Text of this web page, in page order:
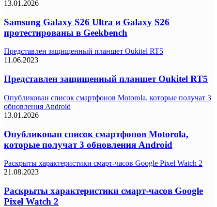
13.01.2026
Samsung Galaxy S26 Ultra и Galaxy S26
протестированы в Geekbench
Представлен защищенный планшет Oukitel RT5
11.06.2023
Представлен защищенный планшет Oukitel RT5
Опубликован список смартфонов Motorola, которые получат 3
обновления Android
13.01.2026
Опубликован список смартфонов Motorola,
которые получат 3 обновления Android
Раскрыты характеристики смарт-часов Google Pixel Watch 2
21.08.2023
Раскрыты характеристики смарт-часов Google
Pixel Watch 2